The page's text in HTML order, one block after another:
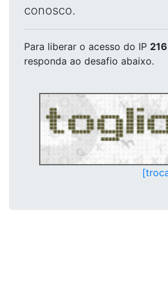
conosco.
Para liberar o acesso do IP
responda ao desafio abaixo.